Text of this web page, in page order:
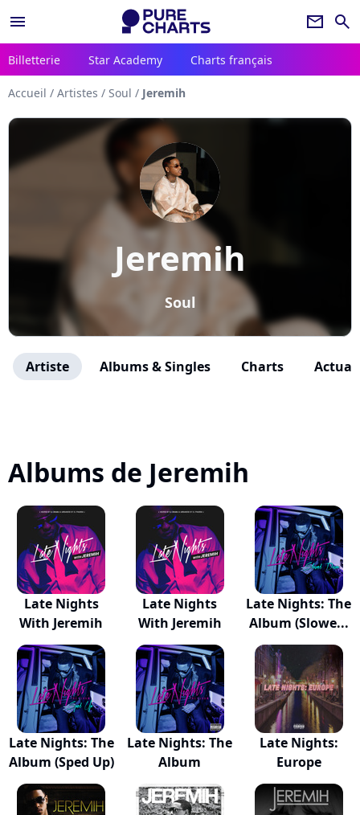
menu newsletter search
Billetterie Star Academy Charts français
Accueil / Artistes / Soul / Jeremih
Jeremih
Soul
Artiste Albums & Singles Charts
Albums de Jeremih
Late Nights
With Jeremih
Late Nights
With Jeremih
Late Nights: The
Album (Slowe...
Late Nights: The
Album (Sped Up)
Late Nights: The
Album
Late Nights:
Europe